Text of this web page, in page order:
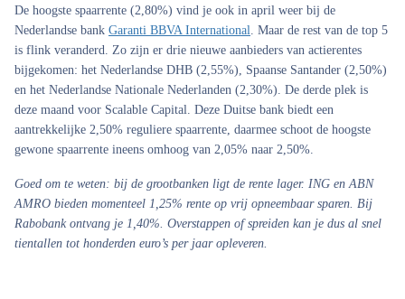
De hoogste spaarrente (2,80%) vind je ook in april weer bij de
Nederlandse bank Garanti BBVA International. Maar de rest van de top 5
is flink veranderd. Zo zijn er drie nieuwe aanbieders van actierentes
bijgekomen: het Nederlandse DHB (2,55%), Spaanse Santander (2,50%)
en het Nederlandse Nationale Nederlanden (2,30%). De derde plek is
deze maand voor Scalable Capital. Deze Duitse bank biedt een
aantrekkelijke 2,50% reguliere spaarrente, daarmee schoot de hoogste
gewone spaarrente ineens omhoog van 2,05% naar 2,50%.
Goed om te weten: bij de grootbanken ligt de rente lager. ING en ABN
AMRO bieden momenteel 1,25% rente op vrij opneembaar sparen. Bij
Rabobank ontvang je 1,40%. Overstappen of spreiden kan je dus al snel
tientallen tot honderden euro’s per jaar opleveren.